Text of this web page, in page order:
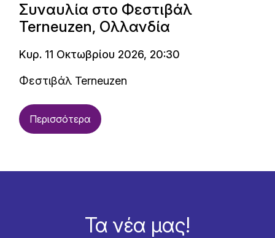
Συναυλία στο Φεστιβάλ
Terneuzen, Ολλανδία
Κυρ. 11 Οκτωβρίου 2026, 20:30
Φεστιβάλ Terneuzen
Περισσότερα
Τα νέα μας!